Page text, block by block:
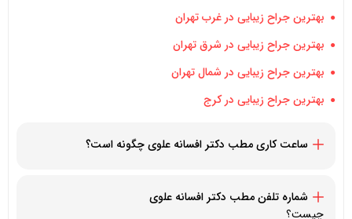
بهترین جراح زیبایی در غرب تهران
بهترین جراح زیبایی در شرق تهران
بهترین جراح زیبایی در شمال تهران
بهترین جراح زیبایی در کرج
ساعت کاری مطب دکتر افسانه علویچگونه است؟
شماره تلفن مطب دکتر افسانه علوی
چیست؟